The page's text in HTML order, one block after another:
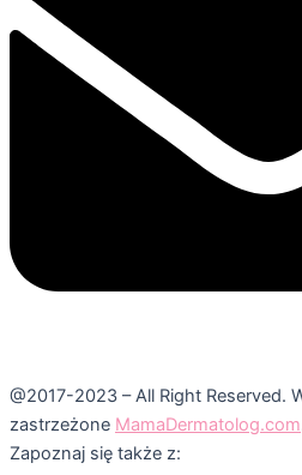
@2017-2023 – All Right Reserved.
zastrzeżone MamaDermatolog.com
Zapoznaj się także z: